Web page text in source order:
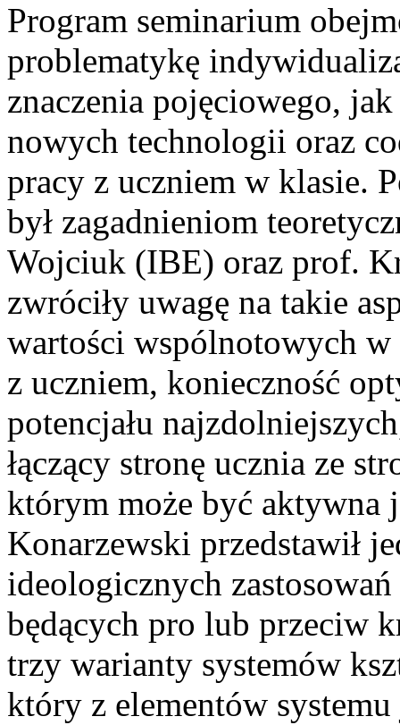
Program seminarium
problematykę
znaczenia pojęciowego,
nowych technologii oraz
pracy z uczniem w klasie.
był zagadnieniom
Wojciuk (IBE) oraz prof.
zwróciły uwagę na takie
wartości wspólnotowych
z uczniem, konieczność
potencjału
łączący stronę ucznia ze
którym może być aktywna
Konarzewski przedstawił
ideologicznych
będących pro lub przeciw
trzy warianty systemów
który z elementów